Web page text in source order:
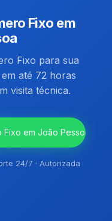
Fixo em
Fixo para sua
até 72 horas
visita técnica.
em João Pessoa
24/7 · Autorizada